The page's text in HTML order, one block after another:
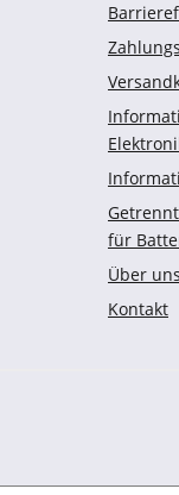
für
Über uns
Kontakt